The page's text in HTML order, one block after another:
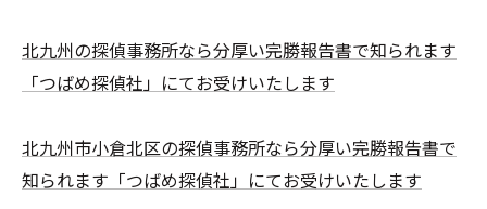
北九州の探偵事務所なら分厚い完勝報告書で知られます
「つばめ探偵社」にてお受けいたします
北九州市小倉北区の探偵事務所なら分厚い完勝報告書で
知られます「つばめ探偵社」にてお受けいたします